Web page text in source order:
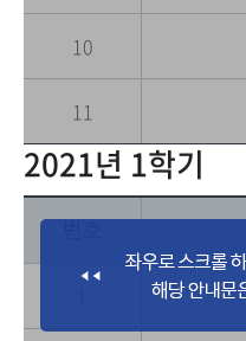
10
11
2021년 1학기
번호